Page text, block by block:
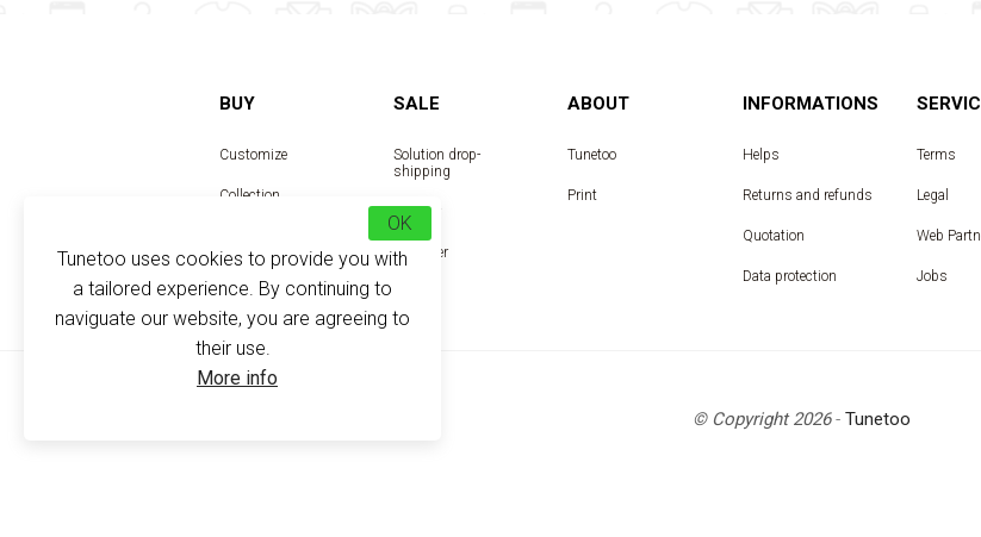
BUY
Customize
Collection
SALE
Solution drop-
shipping
Reseller
Designer
ABOUT
Tunetoo
Print
INFORMATIONS
Helps
Returns and refunds
Quotation
Data protection
Terms
Legal
Web
Jobs
© Copyright 2026- Tunetoo
Tunetoo uses cookies to provide you with
a tailored experience. By continuing to
naviguate our website, you are agreeing to
their use.
More info
OK